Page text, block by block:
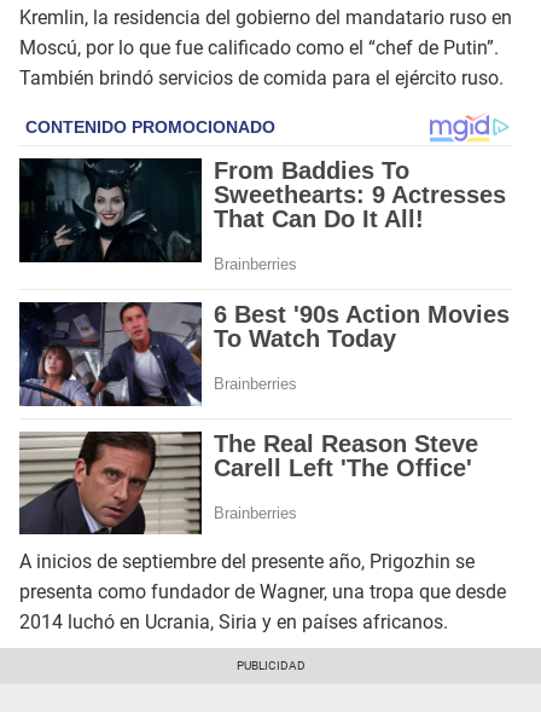
Kremlin, la residencia del gobierno del mandatario ruso en
Moscú, por lo que fue calificado como el “chef de Putin”.
También brindó servicios de comida para el ejército ruso.
A inicios de septiembre del presente año, Prigozhin se
presenta como fundador de Wagner, una tropa que desde
2014 luchó en Ucrania, Siria y en países africanos.